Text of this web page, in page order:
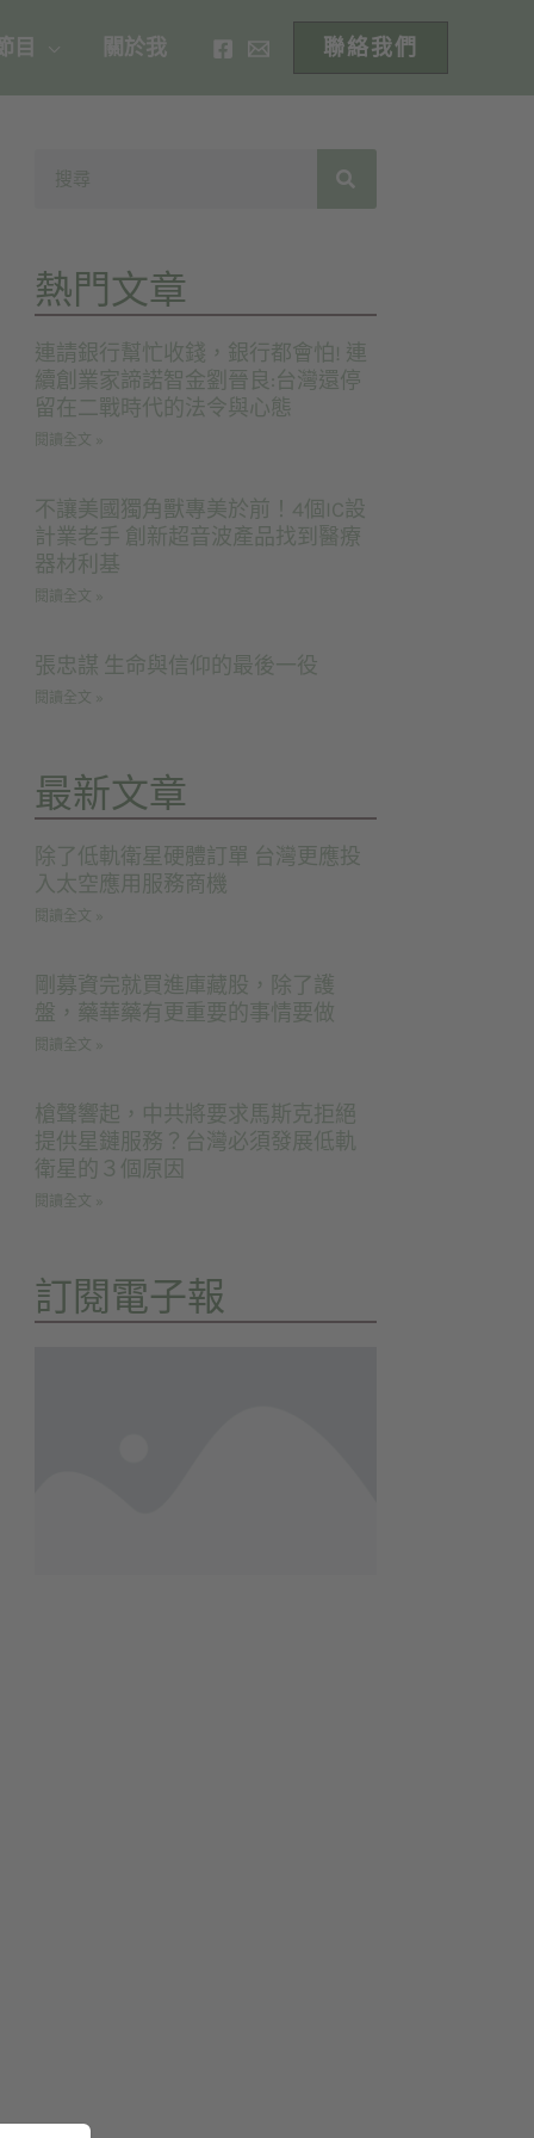
目 關於我 聯絡我們
熱門文章
連請銀行幫忙收錢，銀行都會怕! 連
續創業家諦諾智金劉晉良:台灣還停
留在二戰時代的法令與心態
閱讀全文 »
不讓美國獨角獸專美於前！4個IC設
計業老手 創新超音波產品找到醫療
器材利基
閱讀全文 »
張忠謀 生命與信仰的最後一役
閱讀全文 »
最新文章
除了低軌衛星硬體訂單 台灣更應投
入太空應用服務商機
閱讀全文 »
剛募資完就買進庫藏股，除了護
盤，藥華藥有更重要的事情要做
閱讀全文 »
槍聲響起，中共將要求馬斯克拒絕
提供星鏈服務？台灣必須發展低軌
衛星的３個原因
閱讀全文 »
訂閱電子報